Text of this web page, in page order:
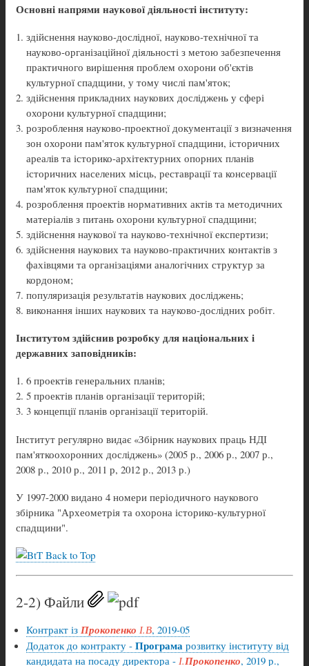
Основні напрями наукової діяльності інституту:
здійснення науково-дослідної, науково-технічної та
науково-організаційної діяльності з метою забезпечення
практичного вирішення проблем охорони об'єктів
культурної спадщини, у тому числі пам'яток;
здійснення прикладних наукових досліджень у сфері
охорони культурної спадщини;
розроблення науково-проектної документації з визначення
зон охорони пам'яток культурної спадщини, історичних
ареалів та історико-архітектурних опорних планів
історичних населених місць, реставрації та консервації
пам'яток культурної спадщини;
розроблення проектів нормативних актів та методичних
матеріалів з питань охорони культурної спадщини;
здійснення наукової та науково-технічної експертизи;
здійснення наукових та науково-практичних контактів з
фахівцями та організаціями аналогічних структур за
кордоном;
популяризація результатів наукових досліджень;
виконання інших наукових та науково-дослідних робіт.
Інститутом здійснив розробку для національних і
державних заповідників:
6 проектів генеральних планів;
5 проектів планів організації територій;
3 концепції планів організації територій.
Інститут регулярно видає «Збірник наукових праць НДІ
пам'яткоохоронних досліджень» (2005 р., 2006 р., 2007 р.,
2008 р., 2010 р., 2011 р, 2012 р., 2013 р.)
У 1997-2000 видано 4 номери періодичного наукового
збірника "Археометрія та охорона історико-культурної
спадщини".
Back to Top
2-2) Файли
Контракт із Прокопенко І.В, 2019-05
Додаток до контракту - Програма розвитку інституту від
кандидата на посаду директора - І.Прокопенко, 2019 р.,